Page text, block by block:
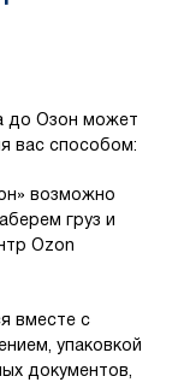
до Озон может
вас способом:
возможно
груз и
Ozon
вместе с
упаковкой
документов,